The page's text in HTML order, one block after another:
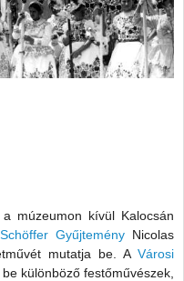
múzeumon kívül Kalocsán
Gyűjtemény Nicolas
mutatja be. A Városi
különböző festőművészek,